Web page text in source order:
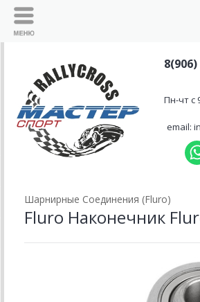
Пн-чт с
email:
Шарнирные Соединения (Fluro)
Fluro Наконечник